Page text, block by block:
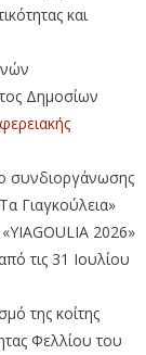
και
Δημοσίων
συνδιοργάνωσης
Γιαγκούλεια»
2026»
τις 31 Ιουλίου
της κοίτης
Φελλίου του